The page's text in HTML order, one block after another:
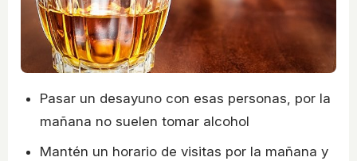
Pasar un desayuno con esas personas, por la
mañana no suelen tomar alcohol
Mantén un horario de visitas por la mañana y